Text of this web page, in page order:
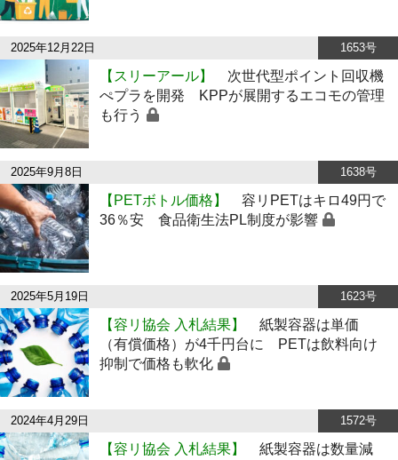
2025年12月22日 1653号
【スリーアール】
次世代型ポイント回収機
ぺプラを開発 KPPが展開するエコモの管理
も行う
2025年9月8日 1638号
【PETボトル価格】
容リPETはキロ49円で
36％安 食品衛生法PL制度が影響
2025年5月19日 1623号
【容リ協会 入札結果】
紙製容器は単価
（有償価格）が4千円台に PETは飲料向け
抑制で価格も軟化
2024年4月29日 1572号
【容リ協会 入札結果】
紙製容器は数量減